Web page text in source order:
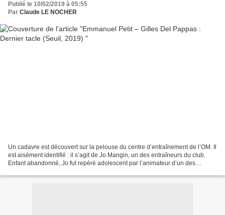
Publié le 10/02/2019 à 05:55
Par Claude LE NOCHER
Un cadavre est découvert sur la pelouse du centre d’entraînement de l’OM. Il
est aisément identifié : il s’agit de Jo Mangin, un des entraîneurs du club.
Enfant abandonné, Jo fut repéré adolescent par l’animateur d’un des